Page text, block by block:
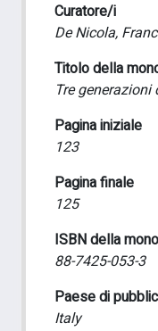
Curatore/i
De Nicola,
Titolo della
Tre
Pagina iniziale
123
Pagina finale
125
ISBN della
88-7425-053-3
Paese di
Italy